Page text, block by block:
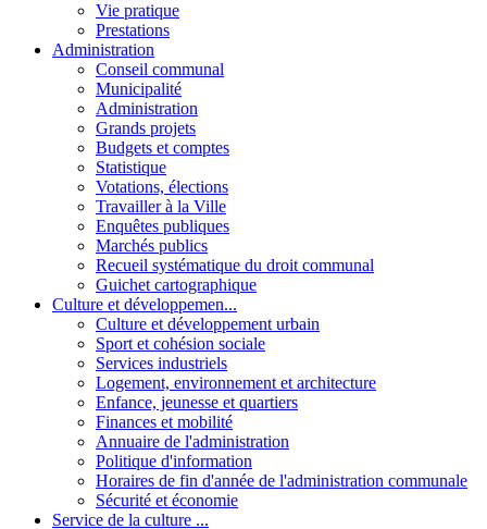
Vie pratique
Prestations
Administration
Conseil communal
Municipalité
Administration
Grands projets
Budgets et comptes
Statistique
Votations, élections
Travailler à la Ville
Enquêtes publiques
Marchés publics
Recueil systématique du droit communal
Guichet cartographique
Culture et développemen...
Culture et développement urbain
Sport et cohésion sociale
Services industriels
Logement, environnement et architecture
Enfance, jeunesse et quartiers
Finances et mobilité
Annuaire de l'administration
Politique d'information
Horaires de fin d'année de l'administration communale
Sécurité et économie
Service de la culture ...